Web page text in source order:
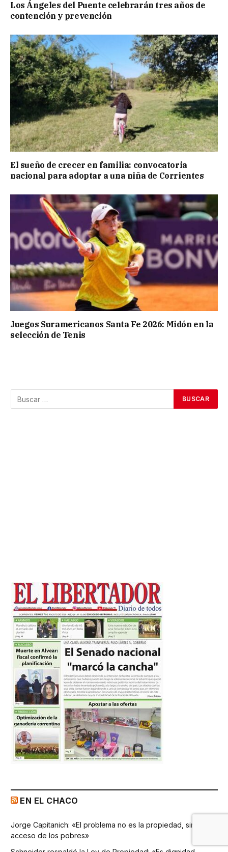
Los Ángeles del Puente celebrarán tres años de
contención y prevención
El sueño de crecer en familia: convocatoria
nacional para adoptar a una niña de Corrientes
Juegos Suramericanos Santa Fe 2026: Midón en la
selección de Tenis
EN EL CHACO
Jorge Capitanich: «El problema no es la propiedad, sino el
acceso de los pobres»